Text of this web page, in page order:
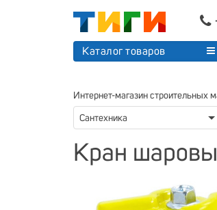
Каталог товаров
Интернет-магазин строительных
Сантехника
Кран